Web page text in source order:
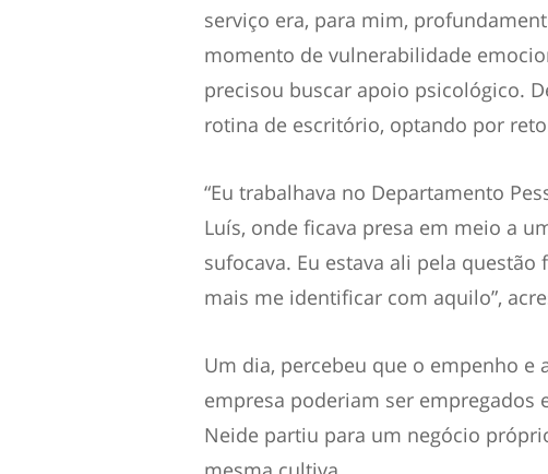
serviço era, para mim,
momento de vulnerabilidade
precisou buscar apoio psicológico.
rotina de escritório, optando por
“Eu trabalhava no Departamento
Luís, onde ficava presa em meio a
sufocava. Eu estava ali pela
mais me identificar com aquilo”,
Um dia, percebeu que o empenho e
empresa poderiam ser empregados
Neide partiu para um negócio